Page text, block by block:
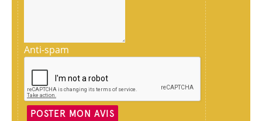
Anti-spam
POSTER MON AVIS